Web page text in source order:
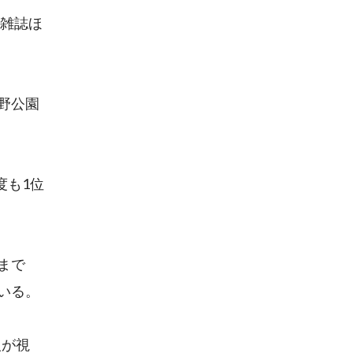
誌ほ
公園
も1位
で
。
視